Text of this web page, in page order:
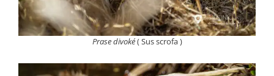
Prase divoké( Sus scrofa )